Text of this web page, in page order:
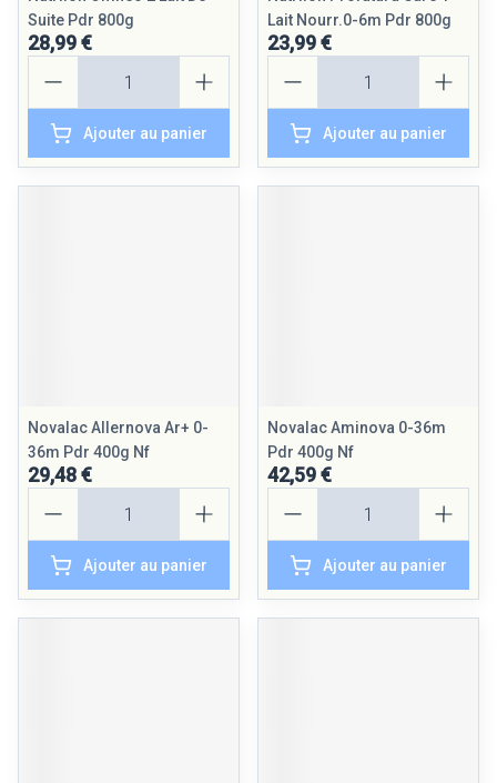
Suite Pdr 800g
28,99 €
Ajouter au panier
Lait Nourr.0-6m Pdr 800g
23,99 €
Ajouter au panier
Novalac Allernova Ar+ 0-
36m Pdr 400g Nf
29,48 €
Ajouter au panier
Novalac Aminova 0-36m
Pdr 400g Nf
42,59 €
Ajouter au panier